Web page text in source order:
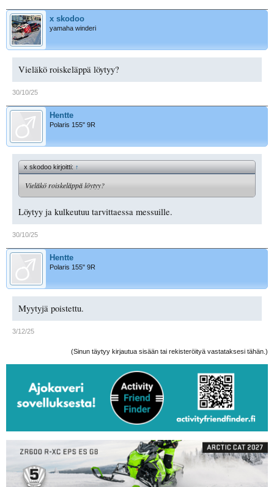
x skodoo
yamaha winderi
Vieläkö roiskeläppä löytyy?
30/10/25
Hentte
Polaris 155" 9R
x skodoo kirjoitti:↑
Vieläkö roiskeläppä löytyy?
Löytyy ja kulkeutuu tarvittaessa messuille.
30/10/25
Hentte
Polaris 155" 9R
Myytyjä poistettu.
3/12/25
(Sinun täytyy kirjautua sisään tai rekisteröityä vastataksesi tähän.)